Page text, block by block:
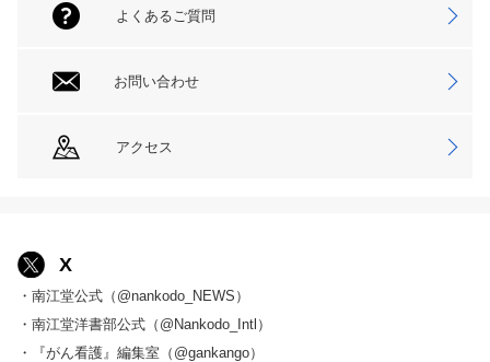
よくあるご質問
お問い合わせ
アクセス
X
・南江堂公式（@nankodo_NEWS）
・南江堂洋書部公式（@Nankodo_Intl）
・『がん看護』編集室（@gankango）